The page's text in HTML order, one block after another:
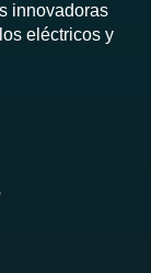
innovadoras
eléctricos y